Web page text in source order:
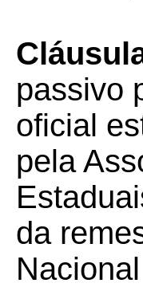
passivo
oficial
pela
da